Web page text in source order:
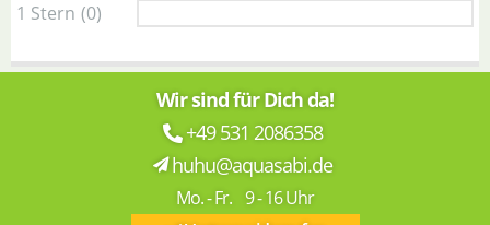
1 Stern (0)
Wir sind für Dich da!
+49 531 2086358
huhu@aquasabi.de
Mo. - Fr. 9 - 16 Uhr